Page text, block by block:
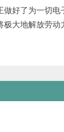
好了为一切电
大地解放劳动